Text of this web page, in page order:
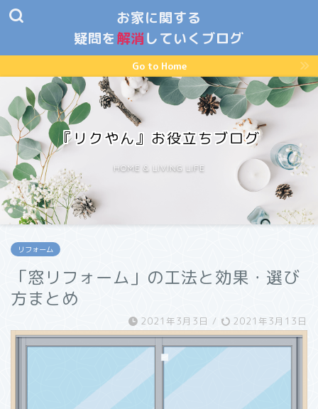
お家に関する
疑問を 解消 していくブログ
Go to Home
『リクやん』お役立ちブログ
HOME & LIVING LIFE
リフォーム
「窓リフォーム」の工法と効果・選び
方まとめ
2021年3月3日 / 2021年3月13日